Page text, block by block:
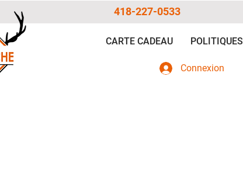
418-227-0533
CARTE CADEAU POLITIQUES
Connexion